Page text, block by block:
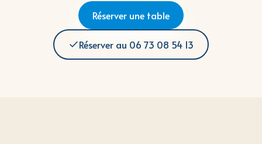
Réserver une table
Réserver au 06 73 08 54 13